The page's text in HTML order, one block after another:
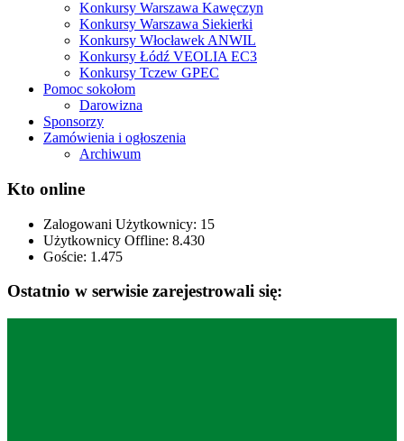
Konkursy Warszawa Kawęczyn
Konkursy Warszawa Siekierki
Konkursy Włocławek ANWIL
Konkursy Łódź VEOLIA EC3
Konkursy Tczew GPEC
Pomoc sokołom
Darowizna
Sponsorzy
Zamówienia i ogłoszenia
Archiwum
Kto online
Zalogowani Użytkownicy: 15
Użytkownicy Offline: 8.430
Goście: 1.475
Ostatnio w serwisie zarejestrowali się: